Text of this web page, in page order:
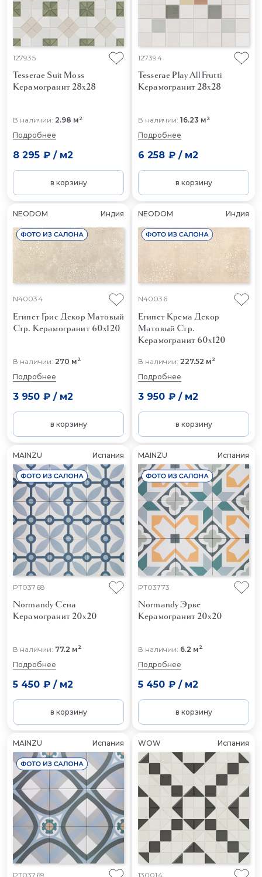
127935
Tesserae Suit Moss
Керамогранит 28x28
В наличии: 2.98 м2
Подробнее
8 295 ₽/ м2
в корзину
127394
Tesserae Play All Frutti
Керамогранит 28x28
В наличии: 16.23 м2
Подробнее
6 258 ₽/ м2
в корзину
NEODOM Индия
N40034
Египет Грис Декор Матовый
Стр. Керамогранит 60x120
В наличии: 270 м2
Подробнее
3 950 ₽/ м2
в корзину
NEODOM Индия
N40036
Египет Крема Декор
Матовый Стр.
Керамогранит 60x120
В наличии: 227.52 м2
Подробнее
3 950 ₽/ м2
в корзину
MAINZU Испания
PT03768
Normandy Сена
Керамогранит 20x20
В наличии: 77.2 м2
Подробнее
5 450 ₽/ м2
в корзину
MAINZU Испания
PT03773
Normandy Эрве
Керамогранит 20x20
В наличии: 6.2 м2
Подробнее
5 450 ₽/ м2
в корзину
MAINZU Испания
PT03769
WOW Испания
130014